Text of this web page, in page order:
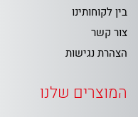
בין לקוחותינו
צור קשר
הצהרת נגישות
המוצרים שלנו